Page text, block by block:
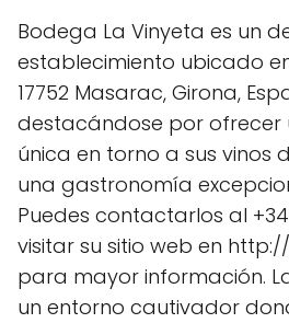
Bodega La Vinyeta es un
establecimiento ubicado
17752 Masarac, Girona,
destacándose por ofrecer
única en torno a sus vinos
una gastronomía
Puedes contactarlos al
visitar su sitio web en
para mayor información.
un entorno cautivador